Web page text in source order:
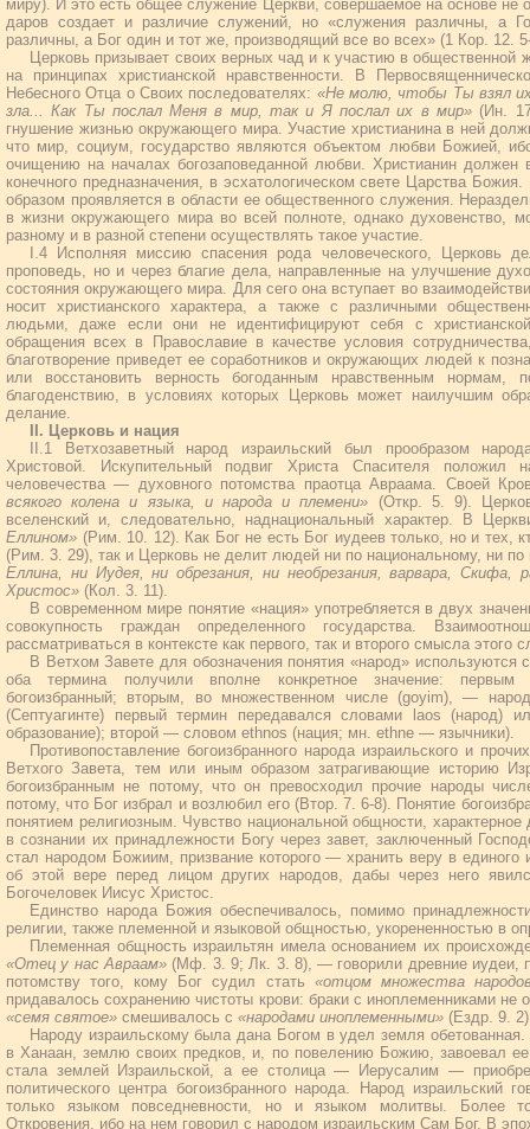
миру). И это есть общее служение Церкви, совершаемое на основе не
даров создает и различие служений, но «служения различны, а
различны, а Бог один и тот же, производящий все во всех» (1 Кор. 12.
Церковь призывает своих верных чад и к участию в общественной
на принципах христианской нравственности. В
Небесного Отца о Своих последователях: «Не молю, чтобы Ты взял
зла... Как Ты послал Меня в мир, так и Я послал их в мир»(Ин.
гнушение жизнью окружающего мира. Участие христианина в ней
что мир, социум, государство являются объектом любви Божией,
очищению на началах богозаповеданной любви. Христианин
конечного предназначения, в эсхатологическом свете Царства
образом проявляется в области ее общественного служения.
в жизни окружающего мира во всей полноте, однако духовенство,
разному и в разной степени осуществлять такое участие.
I.4 Исполняя миссию спасения рода человеческого, Церковь
проповедь, но и через благие дела, направленные на улучшение
состояния окружающего мира. Для сего она вступает во
носит христианского характера, а также с различными
людьми, даже если они не идентифицируют себя с
обращения всех в Православие в качестве условия
благотворение приведет ее соработников и окружающих людей к
или восстановить верность богоданным нравственным
благоденствию, в условиях которых Церковь может наилучшим
делание.
II. Церковь и нация
II.1 Ветхозаветный народ израильский был прообразом
Христовой. Искупительный подвиг Христа Спасителя положил
человечества — духовного потомства праотца Авраама. Своей
всякого колена и языка, и народа и племени» (Откр. 5. 9).
вселенский и, следовательно, наднациональный характер. В
Еллином» (Рим. 10. 12). Как Бог не есть Бог иудеев только, но и тех,
(Рим. 3. 29), так и Церковь не делит людей ни по национальному, ни
Еллина, ни Иудея, ни обрезания, ни необрезания, варвара, Скифа,
Христос» (Кол. 3. 11).
В современном мире понятие «нация» употребляется в двух
совокупность граждан определенного государства.
рассматриваться в контексте как первого, так и второго смысла этого
В Ветхом Завете для обозначения понятия «народ» используются
оба термина получили вполне конкретное значение: первым
богоизбранный; вторым, во множественном числе (goyim), —
(Септуагинте) первый термин передавался словами laos (народ)
образование); второй — словом ethnos (нация; мн. ethne — язычники).
Противопоставление богоизбранного народа израильского и
Ветхого Завета, тем или иным образом затрагивающие историю
богоизбранным не потому, что он превосходил прочие народы
потому, что Бог избрал и возлюбил его (Втор. 7. 6-8). Понятие
понятием религиозным. Чувство национальной общности,
в сознании их принадлежности Богу через завет, заключенный
стал народом Божиим, призвание которого — хранить веру в единого
об этой вере перед лицом других народов, дабы через него
Богочеловек Иисус Христос.
Единство народа Божия обеспечивалось, помимо
религии, также племенной и языковой общностью, укорененностью в
Племенная общность израильтян имела основанием их
«Отец у нас Авраам»(Мф. 3. 9; Лк. 3. 8), — говорили древние иудеи,
потомству того, кому Бог судил стать «отцом множества
придавалось сохранению чистоты крови: браки с иноплеменниками не
«семя святое» смешивалось с «народами иноплеменными» (Ездр. 9.
Народу израильскому была дана Богом в удел земля
в Ханаан, землю своих предков, и, по повелению Божию, завоевал
стала землей Израильской, а ее столица — Иерусалим —
политического центра богоизбранного народа. Народ
только языком повседневности, но и языком молитвы. Более
Откровения, ибо на нем говорил с народом израильским Сам Бог. В